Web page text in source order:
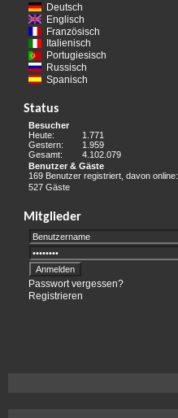
Deutsch
Englisch
Französisch
Italienisch
Portugiesisch
Russisch
Spanisch
Status
Besucher
Heute:
1.771
Gestern:
1.959
Gesamt:
4.102.079
Benutzer & Gäste
169 Benutzer registriert, davon online:
527 Gäste
Mitglieder
Passwort vergessen?
Registrieren